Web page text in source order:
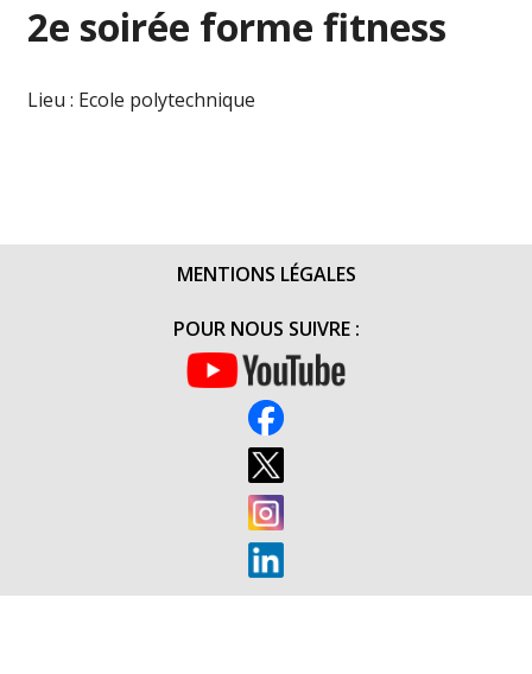
2e soirée forme fitness
Lieu : Ecole polytechnique
MENTIONS LÉGALES
POUR NOUS SUIVRE :